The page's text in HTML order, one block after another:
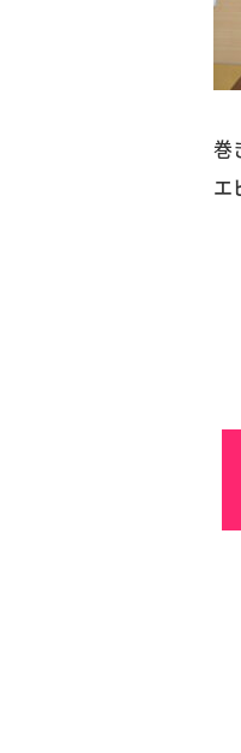
巻きず
エビマ